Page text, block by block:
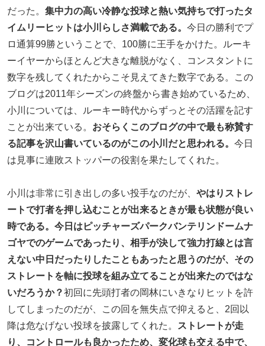
だった。 集中力の高い冷静な投球と熱い気持ちで打ったタ
イムリーヒットは小川らしさ満載である。 今日の勝利でプ
ロ通算99勝ということで、100勝に王手をかけた。ルーキ
ーイヤーからほとんど大きな離脱がなく、コンスタントに
数字を残してくれたからこそ見えてきた数字である。この
ブログは2011年シーズンの終盤から書き始めているため、
小川については、ルーキー時代からずっとその活躍を記す
ことが出来ている。 おそらくこのブログの中で最も称賛す
る記事を沢山書いているのがこの小川だと思われる。 今日
は見事に連敗ストッパーの役割を果たしてくれた。
小川は非常に引き出しの多い投手なのだが、 やはりストレ
ートで打者を押し込むことが出来るときが最も状態が良い
時である。今日はピッチャーズパークバンテリンドームナ
ゴヤでのゲームであったり、相手が決して強力打線とは言
えない中日だったりしたこともあったと思うのだが、その
ストレートを軸に投球を組み立てることが出来たのではな
いだろうか？初回に先頭打者の岡林にいきなりヒットを許
してしまったのだが、この回を無失点で抑えると、2回以
降は危なげない投球を披露してくれた。
ストレートが走
り、コントロールも良かったため、変化球も交える中で、